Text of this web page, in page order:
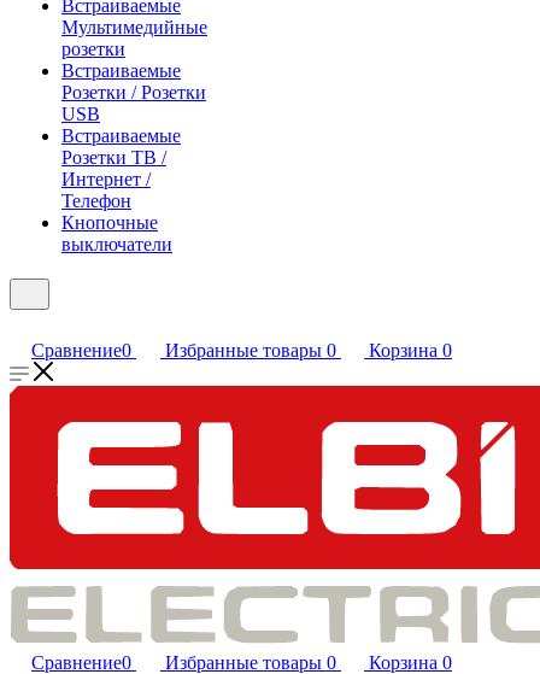
Встраиваемые
Мультимедийные
розетки
Встраиваемые
Розетки / Розетки
USB
Встраиваемые
Розетки ТВ /
Интернет /
Телефон
Кнопочные
выключатели
Сравнение0 Избранные товары 0 Корзина 0
Сравнение0 Избранные товары 0 Корзина 0